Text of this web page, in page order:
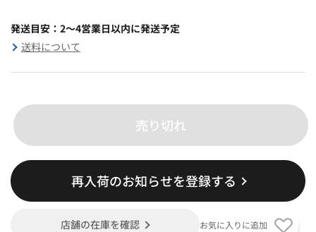
発送目安：2～4営業日以内に発送予定
送料について
売り切れ
再入荷のお知らせを登録する
店舗の在庫を確認 お気に入りに追加